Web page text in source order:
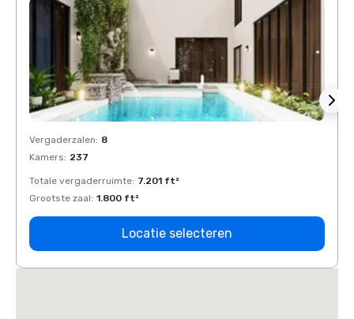
Vergaderzalen: 8
Kamers: 237
Totale vergaderruimte: 7.201 ft²
Grootste zaal: 1.800 ft²
Locatie selecteren